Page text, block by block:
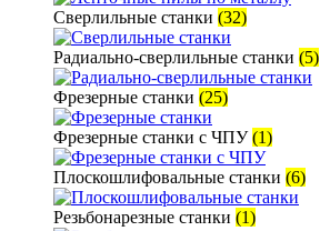
Сверлильные станки (32)
Радиально-сверлильные станки (5)
Фрезерные станки (25)
Фрезерные станки с ЧПУ(1)
Плоскошлифовальные станки (6)
Резьбонарезные станки (1)